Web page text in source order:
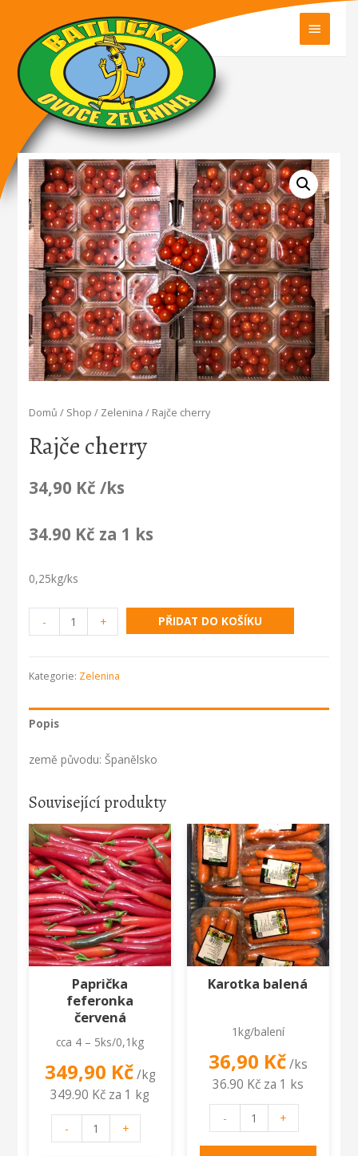
Domů / Shop / Zelenina / Rajče cherry
Rajče cherry
34,90 Kč /ks
34.90 Kč za 1 ks
0,25kg/ks
-
cherry
+ PŘIDAT DO KOŠÍKU
Kategorie: Zelenina
Popis
země původu: Španělsko
Související produkty
Paprička
feferonka
červená
cca 4 – 5ks/0,1kg
349,90 Kč /kg
349.90 Kč za 1 kg
-
Paprička
feferonka
+
Karotka balená
1kg/balení
36,90 Kč/ks
36.90 Kč za 1 ks
-
balená
+